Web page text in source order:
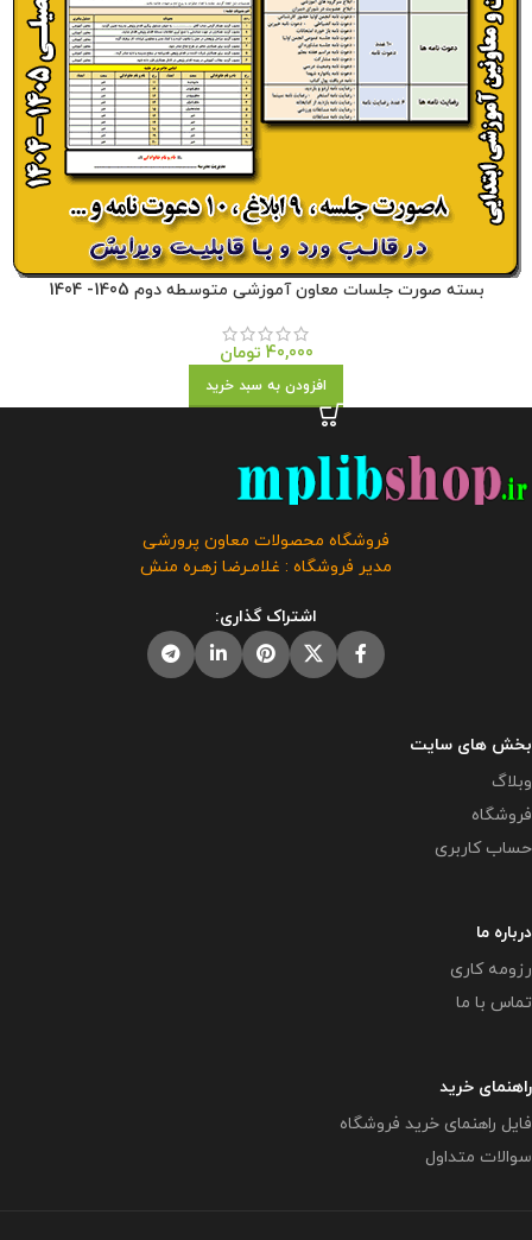
بسته صورت جلسات معاون آموزشی متوسطه دوم 1405- 1404
40,000 تومان
افزودن به سبد خرید
فروشگاه محصولات معاون پرورشی
مدیر فروشگاه : غلامـرضا زهـره منش
اشتراک گذاری:
بخش های سایت
وبلاگ
فروشگاه
حساب کاربری
درباره ما
رزومه کاری
تماس با ما
راهنمای خرید
فایل راهنمای خرید فروشگاه
سوالات متداول